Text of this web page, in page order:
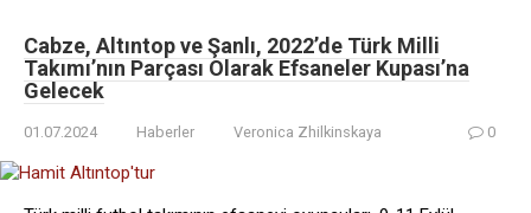
Cabze, Altıntop ve Şanlı, 2022’de Türk Milli
Takımı’nın Parçası Olarak Efsaneler Kupası’na
Gelecek
01.07.2024 Haberler Veronica Zhilkinskaya 0